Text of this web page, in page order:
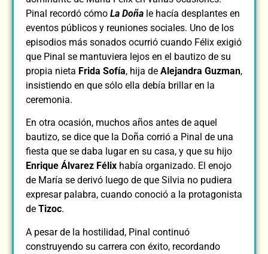
Pinal recordó cómo La Doña le hacía desplantes en
eventos públicos y reuniones sociales. Uno de los
episodios más sonados ocurrió cuando Félix exigió
que Pinal se mantuviera lejos en el bautizo de su
propia nieta Frida Sofía, hija de Alejandra Guzman,
insistiendo en que sólo ella debía brillar en la
ceremonia​.
En otra ocasión, muchos años antes de aquel
bautizo, se dice que la Doña corrió a Pinal de una
fiesta que se daba lugar en su casa, y que su hijo
Enrique Álvarez Félix había organizado. El enojo
de María se derivó luego de que Silvia no pudiera
expresar palabra, cuando conoció a la protagonista
de Tizoc.
A pesar de la hostilidad, Pinal continuó
construyendo su carrera con éxito, recordando